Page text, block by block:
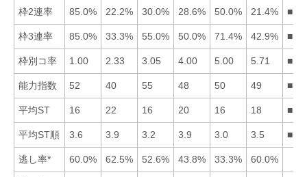
枠2連率 85.0% 22.2% 30.0% 28.6% 50.0% 21.4%
枠3連率 85.0% 33.3% 55.0% 50.0% 71.4% 42.9%
枠別コ率 1.00 2.33 3.05 4.00 5.00 5.71
能力指数 52 40 55 48 50 49
平均ST 16 22 16 20 16 18
平均ST順 3.6 3.9 3.2 3.9 3.0 3.5
逃し率* 60.0% 62.5% 52.6% 43.8% 33.3% 60.0%